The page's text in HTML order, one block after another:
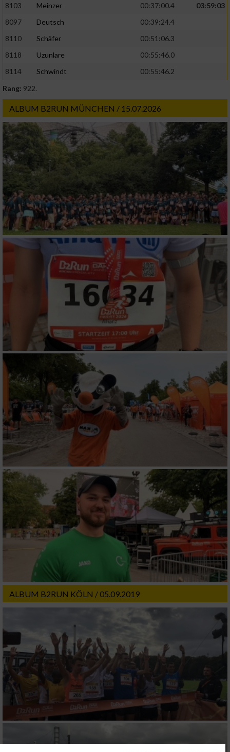
8103 Meinzer 00:37:00.4
03:59:03
8097
Deutsch
00:39:24.4
8110
Schäfer
00:51:06.3
8118
Uzunlare
00:55:46.0
8114
Schwindt
00:55:46.2
Rang: 922.
ALBUM B2RUN MÜNCHEN / 15.07.2026
ALBUM B2RUN KÖLN / 05.09.2019